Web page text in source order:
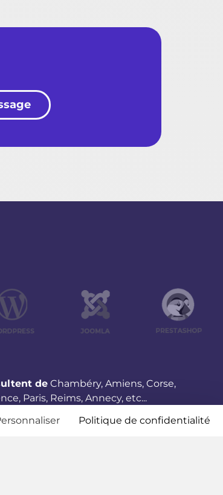
de Chambéry, Amiens, Corse,
, Paris, Reims, Annecy, etc...
Politique de confidentialité